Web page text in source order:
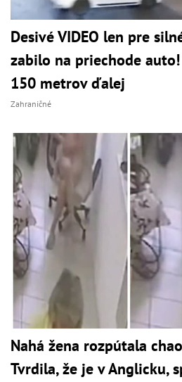
Desivé VIDEO len pre
zabilo na priechode
150 metrov ďalej
Zahraničné
Nahá žena rozpútala
Tvrdila, že je v Anglicku,